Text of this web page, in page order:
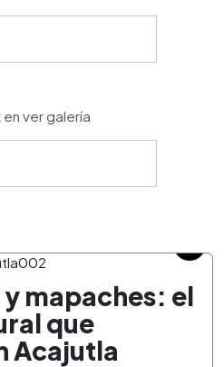
ver galería
mapaches: el
que
Acajutla